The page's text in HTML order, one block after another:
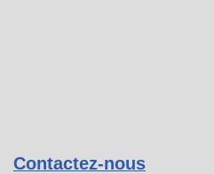
Contactez-nous